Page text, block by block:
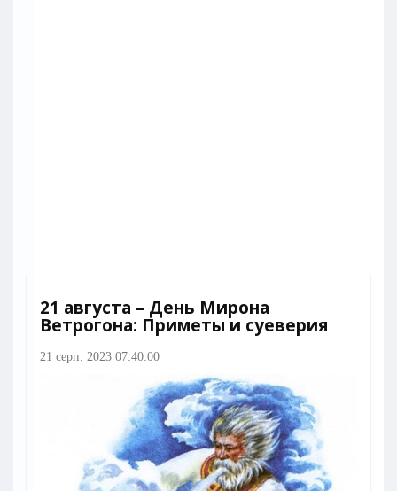
21 августа – День Мирона
Ветрогона: Приметы и суеверия
21 серп. 2023 07:40:00